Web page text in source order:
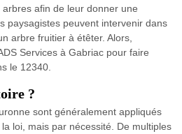
arbres afin de leur donner une
paysagistes peuvent intervenir dans
arbre fruitier à étêter. Alors,
Services à Gabriac pour faire
le 12340.
?
sont généralement appliqués
loi, mais par nécessité. De multiples